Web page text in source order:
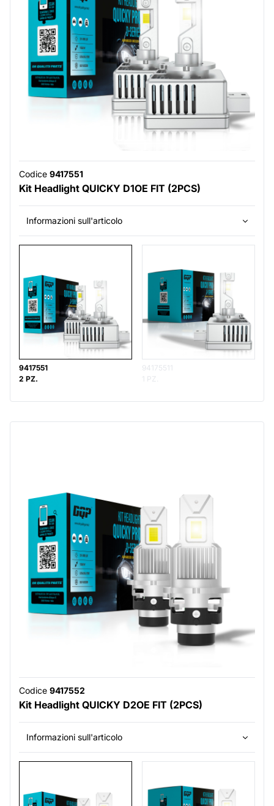
Codice 9417551
Kit Headlight QUICKY D1OE FIT (2PCS)
Informazioni sull'articolo
9417551
2 PZ.
94175511
1 PZ.
Codice 9417552
Kit Headlight QUICKY D2OE FIT (2PCS)
Informazioni sull'articolo